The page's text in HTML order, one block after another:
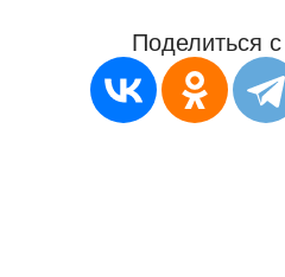
Поделиться